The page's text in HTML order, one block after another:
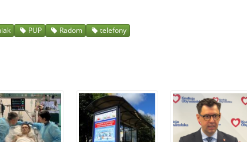
PUP Radom telefony